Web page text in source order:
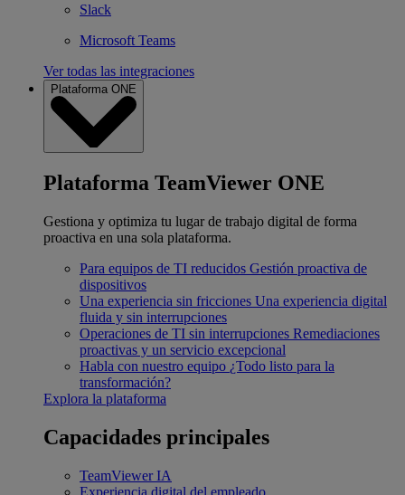
Slack
Microsoft Teams
Ver todas las integraciones
Plataforma ONE
Plataforma TeamViewer ONE
Gestiona y optimiza tu lugar de trabajo digital de forma
proactiva en una sola plataforma.
Para equipos de TI reducidos Gestión proactiva de
dispositivos
Una experiencia sin fricciones Una experiencia digital
fluida y sin interrupciones
Operaciones de TI sin interrupciones Remediaciones
proactivas y un servicio excepcional
Habla con nuestro equipo ¿Todo listo para la
transformación?
Explora la plataforma
Capacidades principales
TeamViewer IA
Experiencia digital del empleado